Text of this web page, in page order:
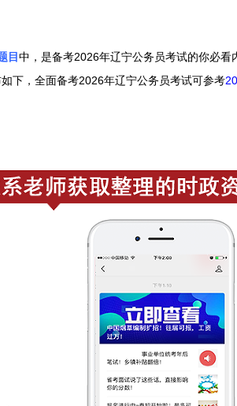
目中，是备考2026年辽宁公务员考试的你必看
下， 全面备考2026年辽宁公务员考试可参考